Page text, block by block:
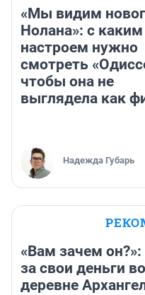
«Мы видим
Нолана»: с каким
настроем нужно
смотреть
чтобы она не
выглядела как
Надежда Губарь
«Вам зачем
за свои деньги
деревне